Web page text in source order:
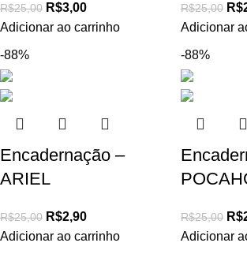
R$25,00 R$3,00
Adicionar ao carrinho
R$25,00 R$
Adicionar
-88%
Encadernação –
ARIEL
R$25,00 R$2,90
Adicionar ao carrinho
-88%
R$25,00 R$
Adicionar